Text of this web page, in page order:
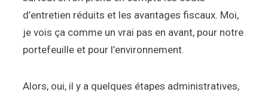
d’entretien réduits et les avantages fiscaux. Moi,
je vois ça comme un vrai pas en avant, pour notre
portefeuille et pour l’environnement.
Alors, oui, il y a quelques étapes administratives,